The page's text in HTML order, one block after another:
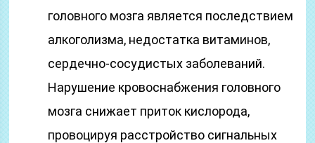
головного мозга является последствием
алкоголизма, недостатка витаминов,
сердечно-сосудистых заболеваний.
Нарушение кровоснабжения головного
мозга снижает приток кислорода,
провоцируя расстройство сигнальных